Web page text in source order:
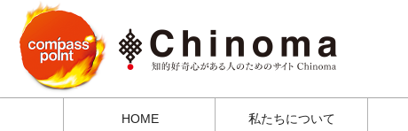
HOME 私たちについて